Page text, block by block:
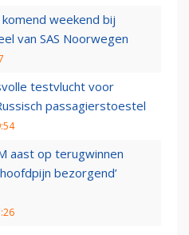
weekend bij
van SAS Noorwegen
testvlucht voor
passagierstoestel
aast op terugwinnen
bezorgend’